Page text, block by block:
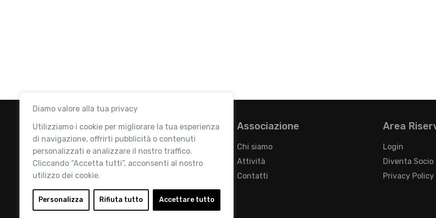
Diamo valore alla tua privacy
Utilizziamo i cookie per migliorare la tua esperienza
di navigazione, offrirti pubblicità o contenuti
personalizzati e analizzare il nostro traffico.
Cliccando “Accetta tutti”, acconsenti al nostro
utilizzo dei cookie.
Personalizza Rifiuta tutto Accettare tutto
Retail Institute Italy è l’Associazione di
riferimento per l'Ecosistema Retail: la nostra
mission è quella di promuovere lo sviluppo e la
Associazione
Chi siamo
Attività
Contatti
Area
Login
Diventa Socio
Privacy Policy